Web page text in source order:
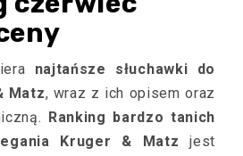
najtańsze słuchawki do
Matz, wraz z ich opisem oraz
Ranking bardzo tanich
Kruger & Matz jest